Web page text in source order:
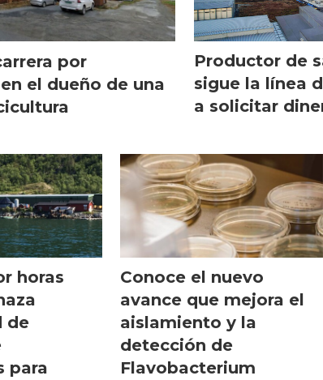
por
el dueño de una
Productor de
sigue la línea
a solicitar
horas
de
para
Conoce el nuevo
avance que mejora el
aislamiento y la
detección de
Flavobacterium